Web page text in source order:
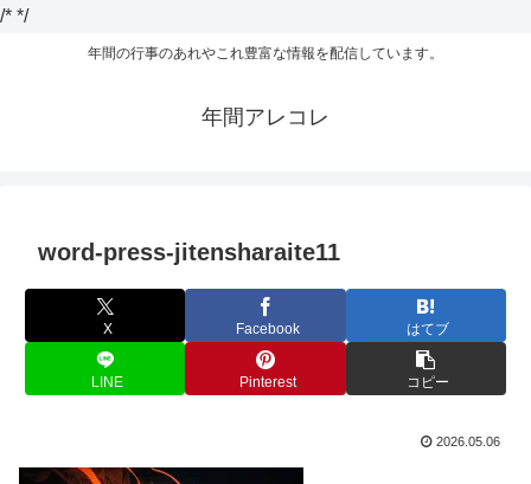
/* */
年間の行事のあれやこれ豊富な情報を配信しています。
年間アレコレ
word-press-jitensharaite11
X Facebook はてブ
LINE Pinterest コピー
2026.05.06